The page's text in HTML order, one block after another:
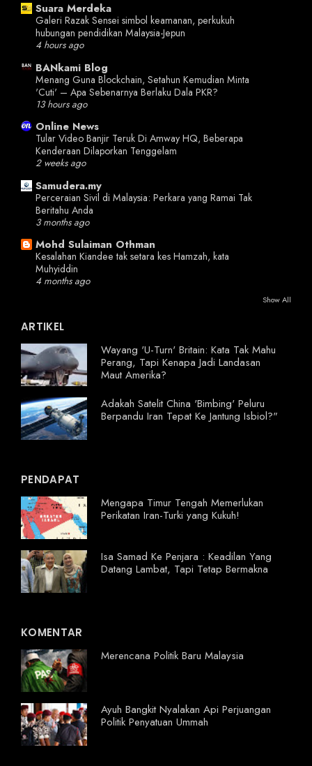
Suara Merdeka
Galeri Razak Sensei simbol keamanan, perkukuh
hubungan pendidikan Malaysia-Jepun
4 hours ago
BANkami Blog
Menang Guna Blockchain, Setahun Kemudian Minta
'Cuti' – Apa Sebenarnya Berlaku Dala PKR?
13 hours ago
Online News
Tular Video Banjir Teruk Di Amway HQ, Beberapa
Kenderaan Dilaporkan Tenggelam
2 weeks ago
Samudera.my
Perceraian Sivil di Malaysia: Perkara yang Ramai Tak
Beritahu Anda
3 months ago
Mohd Sulaiman Othman
Kesalahan Kiandee tak setara kes Hamzah, kata
Muhyiddin
4 months ago
Show All
ARTIKEL
Wayang 'U-Turn' Britain: Kata Tak Mahu
Perang, Tapi Kenapa Jadi Landasan
Maut Amerika?
Adakah Satelit China 'Bimbing' Peluru
Berpandu Iran Tepat Ke Jantung Isbiol?"
PENDAPAT
Mengapa Timur Tengah Memerlukan
Perikatan Iran-Turki yang Kukuh!
Isa Samad Ke Penjara : Keadilan Yang
Datang Lambat, Tapi Tetap Bermakna
KOMENTAR
Merencana Politik Baru Malaysia
Ayuh Bangkit Nyalakan Api Perjuangan
Politik Penyatuan Ummah